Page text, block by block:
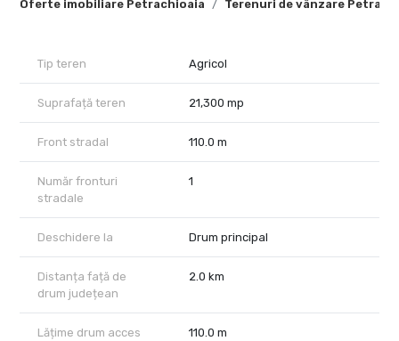
Oferte imobiliare Petrachioaia Terenuri de vânzare
Tip teren Agricol
Suprafață teren 21,300 mp
Front stradal 110.0 m
Număr fronturi
stradale
1
Deschidere la Drum principal
Distanța față de
drum județean
2.0 km
Lățime drum acces 110.0 m